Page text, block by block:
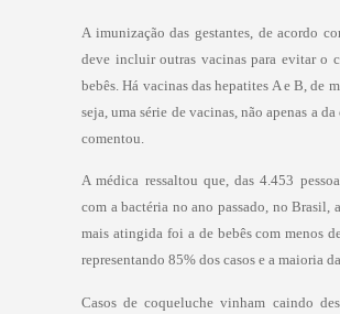
A imunização das gestantes, de acordo
deve incluir outras vacinas para evitar o
bebês. Há vacinas das hepatites A e B, de
seja, uma série de vacinas, não apenas a da
comentou.
A médica ressaltou que, das 4.453
com a bactéria no ano passado, no Brasil,
mais atingida foi a de bebês com menos
representando 85% dos casos e a maioria
Casos de coqueluche vinham caindo